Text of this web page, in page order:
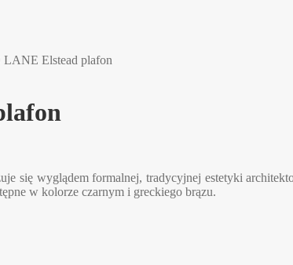
Elstead plafon
się wyglądem formalnej, tradycyjnej estetyki
w kolorze czarnym i greckiego brązu.